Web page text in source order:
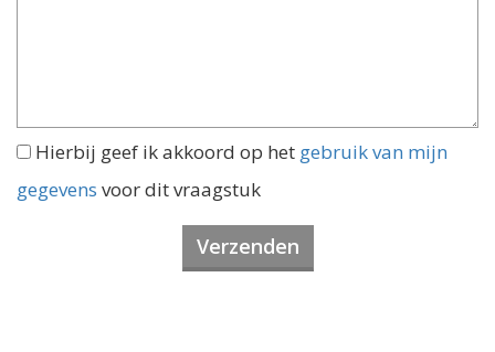
Hierbij geef ik akkoord op het gebruik van mijn
gegevens voor dit vraagstuk